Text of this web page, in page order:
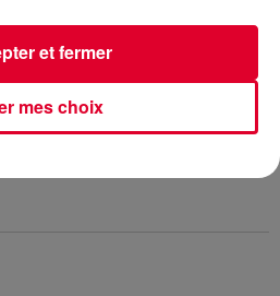
mes choix
et fermer